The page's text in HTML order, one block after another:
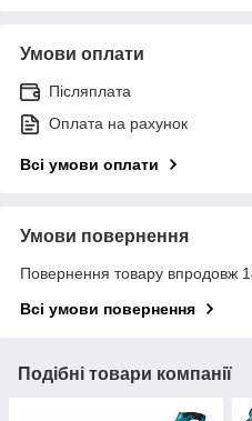
Умови оплати
Післяплата
Оплата на рахунок
Всі умови оплати
Умови повернення
Повернення товару впродовж
Всі умови повернення
Подібні товари компанії